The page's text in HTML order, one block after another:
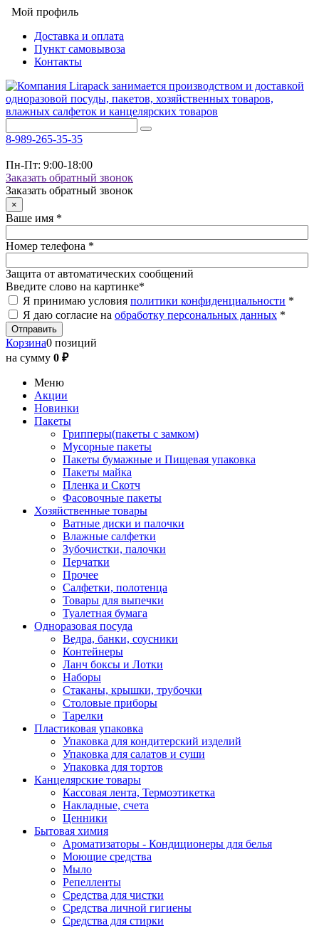
Мой профиль
Доставка и оплата
Пункт самовывоза
Контакты
8-989-265-35-35
Пн-Пт: 9:00-18:00
Заказать обратный звонок
Заказать обратный звонок
×
Ваше имя *
Номер телефона *
Защита от автоматических сообщений
Введите слово на картинке*
Я принимаю условия политики конфиденциальности *
Я даю согласие на обработку персональных данных *
Корзина0 позиций
на сумму 0 ₽
Меню
Акции
Новинки
Пакеты
Грипперы(пакеты с замком)
Мусорные пакеты
Пакеты бумажные и Пищевая упаковка
Пакеты майка
Пленка и Скотч
Фасовочные пакеты
Хозяйственные товары
Ватные диски и палочки
Влажные салфетки
Зубочистки, палочки
Перчатки
Прочее
Салфетки, полотенца
Товары для выпечки
Туалетная бумага
Одноразовая посуда
Ведра, банки, соусники
Контейнеры
Ланч боксы и Лотки
Наборы
Стаканы, крышки, трубочки
Столовые приборы
Тарелки
Пластиковая упаковка
Упаковка для кондитерский изделий
Упаковка для салатов и суши
Упаковка для тортов
Канцелярские товары
Кассовая лента, Термоэтикетка
Накладные, счета
Ценники
Бытовая химия
Ароматизаторы - Кондиционеры для белья
Моющие средства
Мыло
Репелленты
Средства для чистки
Средства личной гигиены
Средства для стирки